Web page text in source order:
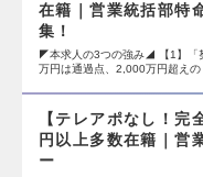
在籍｜営業統括部特
集！
◤本求人の3つの強み◢ 【1】「
万円は通過点、2,000万円超え
【テレアポなし！
円以上多数在籍｜営
ー